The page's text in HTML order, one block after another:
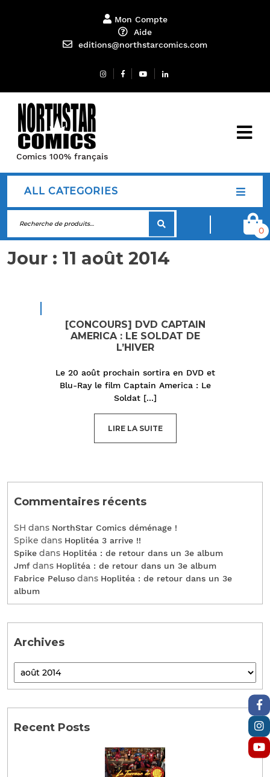
Mon Compte
Aide
editions@northstarcomics.com
Comics 100% français
ALL CATEGORIES
0
Jour : 11 août 2014
[CONCOURS] DVD CAPTAIN
AMERICA : LE SOLDAT DE
L’HIVER
Le 20 août prochain sortira en DVD et
Blu-Ray le film Captain America : Le
Soldat [...]
LIRE LA SUITE
Commentaires récents
SH dans NorthStar Comics déménage !
Spike dans Hoplitéa 3 arrive !!
Spike dans Hoplitéa : de retour dans un 3e album
Jmf dans Hoplitéa : de retour dans un 3e album
Fabrice Peluso dans Hoplitéa : de retour dans un 3e
album
Archives
Recent Posts